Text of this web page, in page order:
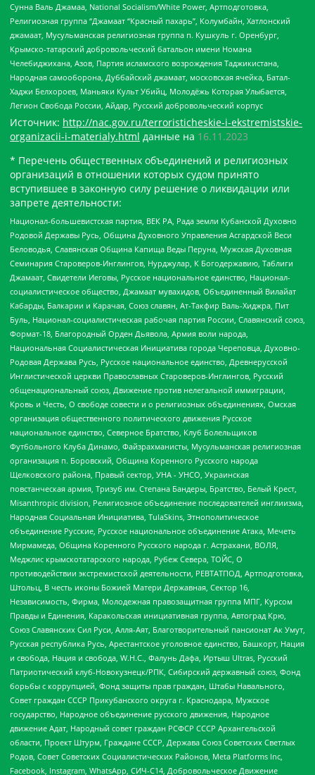
Сунна Валь Джамаа, National Socialism/White Power, Артподготовка,
Религиозная группа “Джамаат “Красный пахарь”, Колумбайн, Хатлонский
джамаат, Мусульманская религиозная группа п. Кушкуль г. Оренбург,
Крымско-татарский добровольческий батальон имени Номана
Челебиджихана, Азов, Партия исламского возрождения Таджикистана,
Народная самооборона, Дуббайский джамаат, московская ячейка, Батал-
Хаджи Белхороев, Маньяки Культ Убийц, Молодёжь Которая Улыбается,
Легион Свобода России, Айдар, Русский добровольческий корпус
Источник: http://nac.gov.ru/terroristicheskie-i-ekstremistskie-
organizacii-i-materialy.html данные на 16.11.2023
* Перечень общественных объединений и религиозных
организаций в отношении которых судом принято
вступившее в законную силу решение о ликвидации или
запрете деятельности:
Национал-большевистская партия, ВЕК РА, Рада земли Кубанской Духовно
Родовой Державы Русь, Община Духовного Управления Асгардской Веси
Беловодья, Славянская Община Капища Веды Перуна, Мужская Духовная
Семинария Староверов-Инглингов, Нурджулар, К Богодержавию, Таблиги
Джамаат, Свидетели Иеговы, Русское национальное единство, Национал-
социалистическое общество, Джамаат мувахидов, Объединенный Вилайат
Кабарды, Балкарии и Карачая, Союз славян, Ат-Такфир Валь-Хиджра, Пит
Буль, Национал-социалистическая рабочая партия России, Славянский союз,
Формат-18, Благородный Орден Дьявола, Армия воли народа,
Национальная Социалистическая Инициатива города Череповца, Духовно-
Родовая Держава Русь, Русское национальное единство, Древнерусской
Инглистической церкви Православных Староверов-Инглингов, Русский
общенациональный союз, Движение против нелегальной иммиграции,
Кровь и Честь, О свободе совести и о религиозных объединениях, Омская
организация общественного политического движения Русское
национальное единство, Северное Братство, Клуб Болельщиков
Футбольного Клуба Динамо, Файзрахманисты, Мусульманская религиозная
организация п. Боровский, Община Коренного Русского народа
Щелковского района, Правый сектор, УНА - УНСО, Украинская
повстанческая армия, Тризуб им. Степана Бандеры, Братство, Белый Крест,
Misanthropic division, Религиозное объединение последователей инглиизма,
Народная Социальная Инициатива, TulaSkins, Этнополитическое
объединение Русские, Русское национальное объединение Атака, Мечеть
Мирмамеда, Община Коренного Русского народа г. Астрахани, ВОЛЯ,
Меджлис крымскотатарского народа, Рубеж Севера, ТОЙС, О
противодействии экстремистской деятельности, РЕВТАТПОД, Артподготовка,
Штольц, В честь иконы Божией Матери Державная, Сектор 16,
Независимость, Фирма, Молодежная правозащитная группа МПГ, Курсом
Правды и Единения, Каракольская инициативная группа, Автоград Крю,
Союз Славянских Сил Руси, Алля-Аят, Благотворительный пансионат Ак Умут,
Русская республика Русь, Арестантское уголовное единство, Башкорт, Нация
и свобода, Нация и свобода, W.H.С., Фалунь Дафа, Иртыш Ultras, Русский
Патриотический клуб-Новокузнецк/РПК, Сибирский державный союз, Фонд
борьбы с коррупцией, Фонд защиты прав граждан, Штабы Навального,
Совет граждан СССР Прикубанского округа г. Краснодара, Мужское
государство, Народное объединение русского движения, Народное
движение Адат, Народный совет граждан РСФСР СССР Архангельской
области, Проект Штурм, Граждане СССР, Держава Союз Советских Светлых
Родов, Совет Советских Социалистических Районов, Meta Platforms Inc,
Facebook, Instagram, WhatsApp, СИЧ-С14, Добровольческое Движение